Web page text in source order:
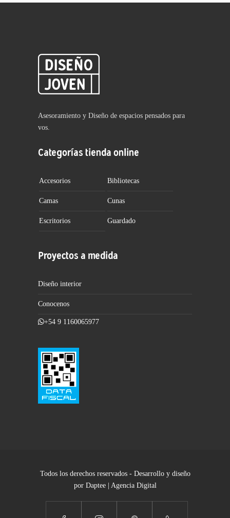
Asesoramiento y Diseño de espacios pensados para
vos.
Categorías tienda online
Accesorios Bibliotecas
Camas Cunas
Escritorios Guardado
Proyectos a medida
Diseño interior
Conocenos
+54 9 1160065977
Todos los derechos reservados - Desarrollo y diseño
por Daptee | Agencia Digital